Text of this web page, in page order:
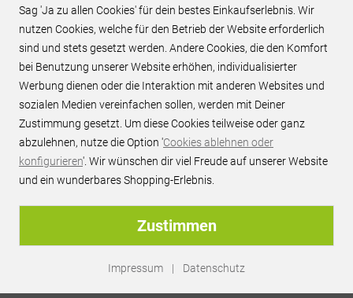
Servicenummer
06151 - 7808880
Versandkostenfrei*
bei vielen Produkten
SSL,PayPal
Sag 'Ja zu allen Cookies' für dein bestes Einkaufserlebnis. Wir
nutzen Cookies, welche für den Betrieb der Website erforderlich
sind und stets gesetzt werden. Andere Cookies, die den Komfort
bei Benutzung unserer Website erhöhen, individualisierter
Werbung dienen oder die Interaktion mit anderen Websites und
sozialen Medien vereinfachen sollen, werden mit Deiner
Zustimmung gesetzt. Um diese Cookies teilweise oder ganz
abzulehnen, nutze die Option 'Cookies ablehnen oder
konfigurieren'. Wir wünschen dir viel Freude auf unserer Website
und ein wunderbares Shopping-Erlebnis.
Zustimmen
Impressum | Datenschutz